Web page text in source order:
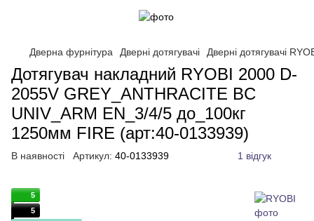
Дверна фурнітура Дверні дотягувачі Дверні дотягувачі
Дотягувач накладний RYOBI 2000 D-
2055V GREY_ANTHRACITE BC
UNIV_ARM EN_3/4/5 до_100кг
1250мм FIRE (арт:40-0133939)
В наявності Артикул: 40-0133939 1 відгук
5
5